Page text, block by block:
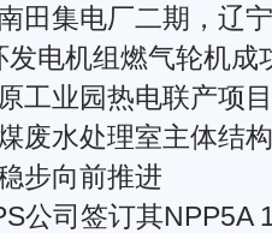
电厂二期，辽宁东方
电机组燃气轮机成
业园热电联产项目正
废水处理室主体结
步向前推进
订其NPP5A 1×100MW机组